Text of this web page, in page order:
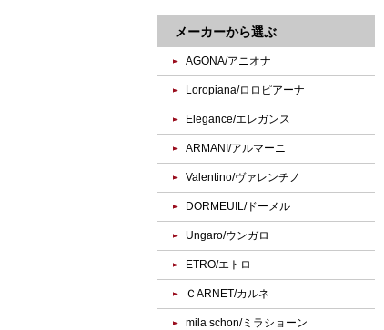
メーカーから選ぶ
AGONA/アニオナ
Loropiana/ロロピアーナ
Elegance/エレガンス
ARMANI/アルマーニ
Valentino/ヴァレンチノ
DORMEUIL/ドーメル
Ungaro/ウンガロ
ETRO/エトロ
ＣARNET/カルネ
mila schon/ミラショーン